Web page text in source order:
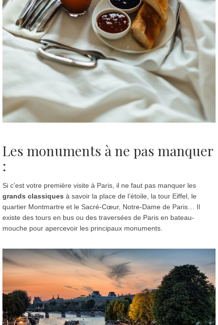
Les monuments à ne pas manquer
:
Si c’est votre première visite à Paris, il ne faut pas manquer les
grands classiques à savoir la place de l’étoile, la tour Eiffel, le
quartier Montmartre et le Sacré-Cœur, Notre-Dame de Paris… Il
existe des tours en bus ou des traversées de Paris en bateau-
mouche pour apercevoir les principaux monuments.